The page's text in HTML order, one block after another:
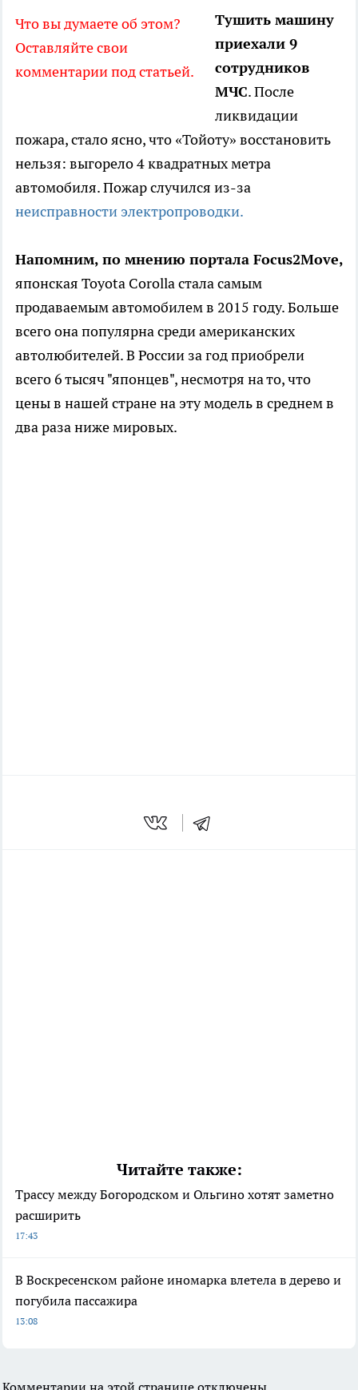
Что вы думаете об этом?
Оставляйте свои
комментарии под статьей.
Тушить машину
приехали 9
сотрудников
МЧС. После
ликвидации
пожара, стало ясно, что «Тойоту» восстановить
нельзя: выгорело 4 квадратных метра
автомобиля. Пожар случился из-за
неисправности электропроводки.
Напомним, по мнению портала Focus2Move,
японская Toyota Corolla стала самым
продаваемым автомобилем в 2015 году. Больше
всего она популярна среди американских
автолюбителей. В России за год приобрели
всего 6 тысяч "японцев", несмотря на то, что
цены в нашей стране на эту модель в среднем в
два раза ниже мировых.
Читайте также:
Трассу между Богородском и Ольгино хотят заметно
расширить
17:43
В Воскресенском районе иномарка влетела в дерево и
погубила пассажира
13:08